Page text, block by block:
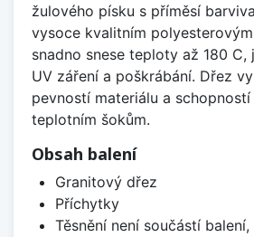
žulového písku s příměsí
vysoce kvalitním
snadno snese teploty až 180
UV záření a poškrábání. Dřez
pevností materiálu a
teplotním šokům.
Obsah balení
Granitový dřez
Příchytky
Těsnění není součástí